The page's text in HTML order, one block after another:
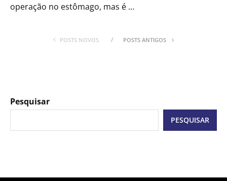
operação no estômago, mas é …
POSTS NOVOS POSTS ANTIGOS
Pesquisar
PESQUISAR